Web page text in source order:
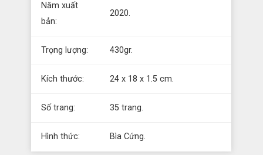
Năm xuất
bản:
2020.
Trọng lượng: 430gr.
Kích thước: 24 x 18 x 1.5 cm.
Số trang: 35 trang.
Hình thức: Bìa Cứng.